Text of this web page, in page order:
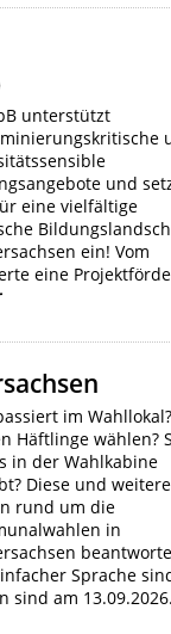
unterstützt
und
eine vielfältige
ein! Vom
eine
im
Häftlinge wählen?
in der Wahlkabine
Diese und weitere
rund um die
in
Sprache
sind am